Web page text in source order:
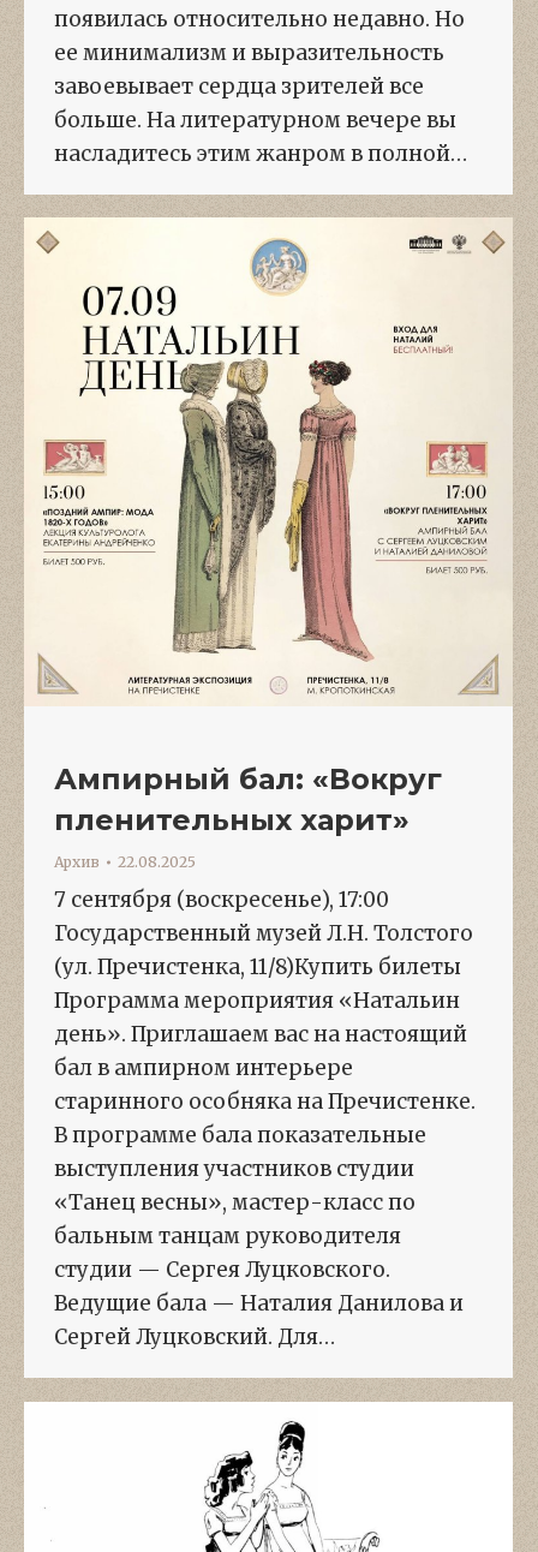
появилась относительно недавно. Но
ее минимализм и выразительность
завоевывает сердца зрителей все
больше. На литературном вечере вы
насладитесь этим жанром в полной…
Ампирный бал: «Вокруг
пленительных харит»
Архив 22.08.2025
7 сентября (воскресенье), 17:00
Государственный музей Л.Н. Толстого
(ул. Пречистенка, 11/8)Купить билеты
Программа мероприятия «Натальин
день». Приглашаем вас на настоящий
бал в ампирном интерьере
старинного особняка на Пречистенке.
В программе бала показательные
выступления участников студии
«Танец весны», мастер-класс по
бальным танцам руководителя
студии — Сергея Луцковского.
Ведущие бала — Наталия Данилова и
Сергей Луцковский. Для…